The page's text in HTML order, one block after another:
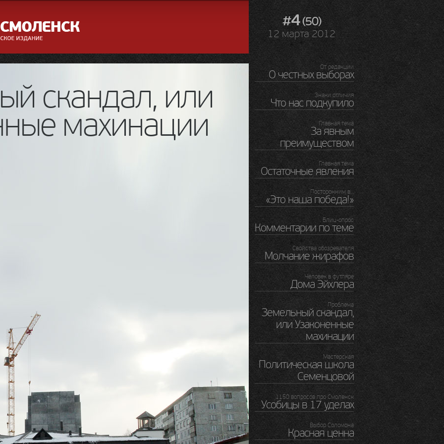
#4(50)
12 марта 2012
скандал, или
махинации
От редакции
О честных выборах
Знаки отличия
Что нас подкупило
Главная тема
За явным
преимуществом
Главная тема
Остаточные явления
Посторонним в…
«Это наша победа!»
Блиц-опрос
Комментарии по теме
Свойства обозревателя
Молчание жирафов
Человек в футляре
Дома Эйхлера
Проблема
Земельный скандал,
или Узаконенные
махинации
Мастерская
Политическая школа
Семенцовой
1150 вопросов про Смоленск
Усобицы в 17 уделах
Выбор Соломона
Красная ценна